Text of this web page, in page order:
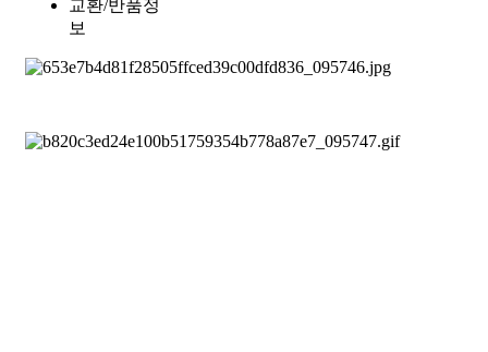
교환/반품정
보